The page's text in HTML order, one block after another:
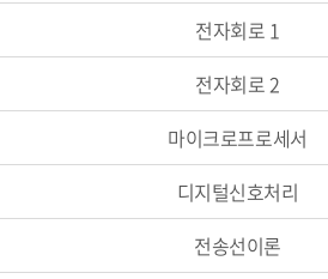
전자회로 1
전자회로 2
마이크로프로세서
디지털신호처리
전송선이론